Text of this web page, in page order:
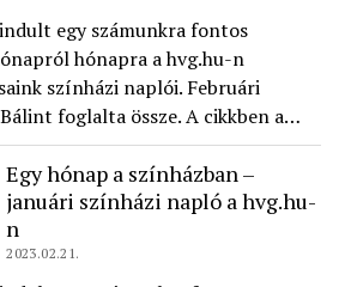
egy számunkra fontos
hónapra a hvg.hu-n
színházi naplói. Februári
foglalta össze. A cikkben a…
Egy hónap a színházban –
januári színházi napló a hvg.hu-
n
2023.02.21.